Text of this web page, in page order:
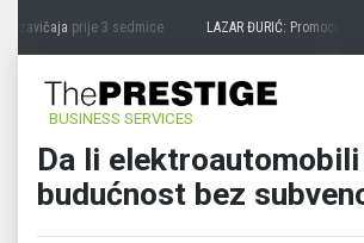
zavičajaprije 3 sedmice LAZAR ĐURIĆ: Promocija
BUSINESS SERVICES
Da li
budućnost bez